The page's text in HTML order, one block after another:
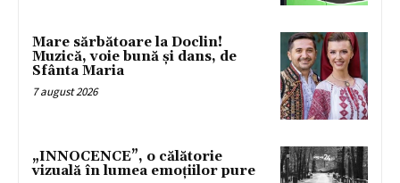
Mare sărbătoare la Doclin!
Muzică, voie bună și dans, de
Sfânta Maria
7 august 2026
„INNOCENCE”, o călătorie
vizuală în lumea emoțiilor pure